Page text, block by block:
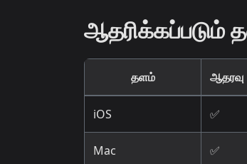
ஆதரிக்கப்படும்
தளம் ஆதரவு
iOS ✅
Mac ✅